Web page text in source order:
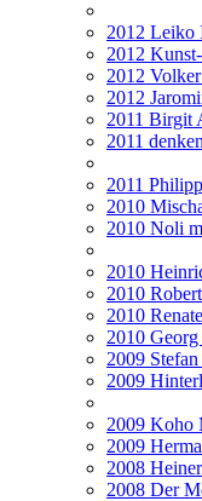
2012 Leiko
2012
2012
2012
2011 Birgit
2011 denken
2011
2010
2010 Noli
2010
2010
2010
2010
2009
2009
2009 Koho
2009
2008
2008 Der